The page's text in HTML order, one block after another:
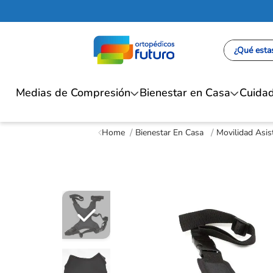
¿Qué
Medias de Compresión Bienestar en Casa
Bienestar En Casa Movilidad